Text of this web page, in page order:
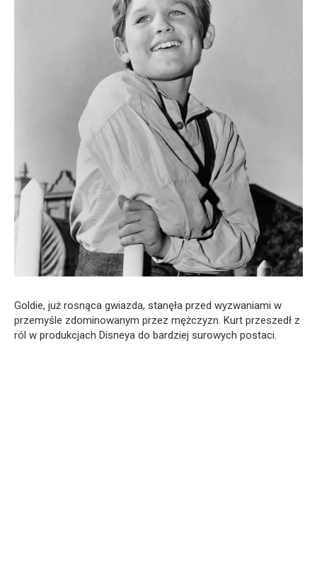
Goldie, już rosnąca gwiazda, stanęła przed wyzwaniami w
przemyśle zdominowanym przez mężczyzn. Kurt przeszedł z
ról w produkcjach Disneya do bardziej surowych postaci.